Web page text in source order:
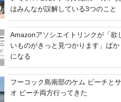
はみんなが誤解している3つのこと
Amazonアソシエイトリンクが「欲
いものがきっと見つかります」ばか
になる
フーコック島南部のケム ビーチとサ
オ ビーチ両方行ってきた